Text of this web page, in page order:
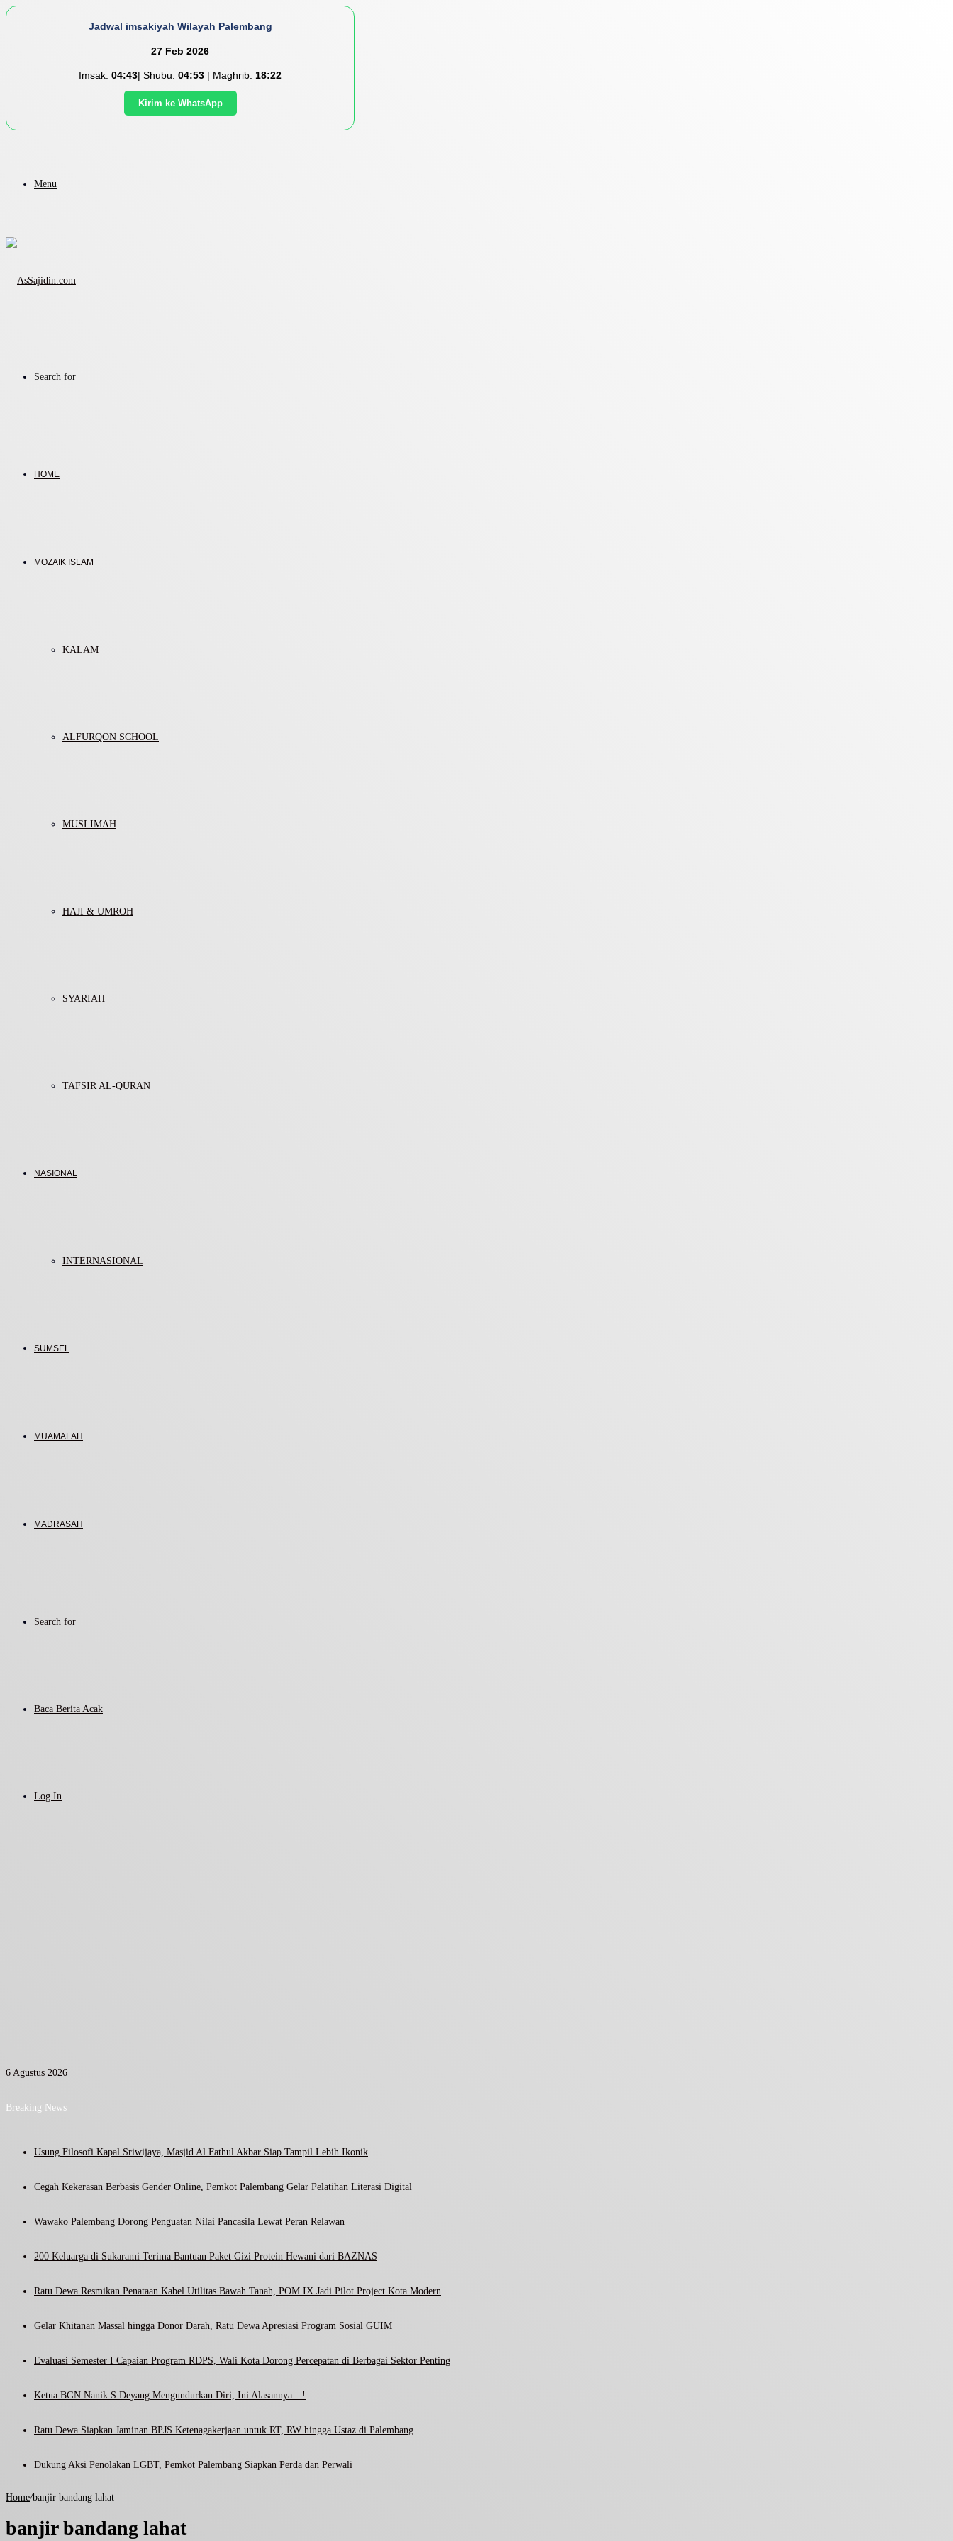
Jadwal imsakiyah Wilayah Palembang
27 Feb 2026
Imsak: 04:43| Shubu: 04:53 | Maghrib: 18:22
Kirim ke WhatsApp
Menu
Search for
HOME
MOZAIK ISLAM
KALAM
ALFURQON SCHOOL
MUSLIMAH
HAJI & UMROH
SYARIAH
TAFSIR AL-QURAN
NASIONAL
INTERNASIONAL
SUMSEL
MUAMALAH
MADRASAH
Search for
Baca Berita Acak
Log In
6 Agustus 2026
Breaking News
Usung Filosofi Kapal Sriwijaya, Masjid Al Fathul Akbar Siap Tampil Lebih Ikonik
Cegah Kekerasan Berbasis Gender Online, Pemkot Palembang Gelar Pelatihan Literasi Digital
Wawako Palembang Dorong Penguatan Nilai Pancasila Lewat Peran Relawan
200 Keluarga di Sukarami Terima Bantuan Paket Gizi Protein Hewani dari BAZNAS
Ratu Dewa Resmikan Penataan Kabel Utilitas Bawah Tanah, POM IX Jadi Pilot Project Kota Modern
Gelar Khitanan Massal hingga Donor Darah, Ratu Dewa Apresiasi Program Sosial GUIM
Evaluasi Semester I Capaian Program RDPS, Wali Kota Dorong Percepatan di Berbagai Sektor Penting
Ketua BGN Nanik S Deyang Mengundurkan Diri, Ini Alasannya…!
Ratu Dewa Siapkan Jaminan BPJS Ketenagakerjaan untuk RT, RW hingga Ustaz di Palembang
Dukung Aksi Penolakan LGBT, Pemkot Palembang Siapkan Perda dan Perwali
Home/banjir bandang lahat
banjir bandang lahat